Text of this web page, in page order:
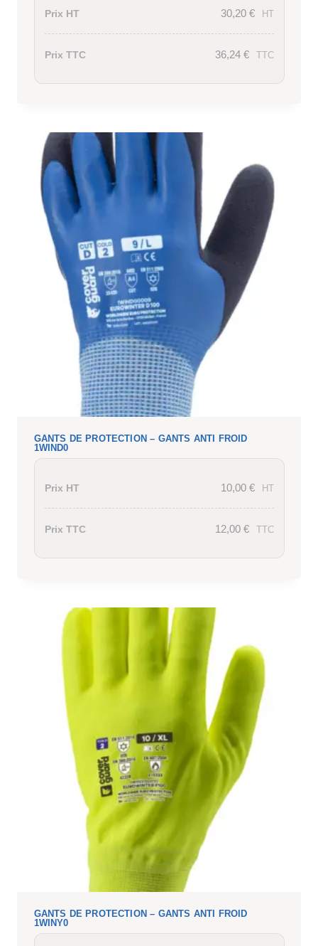
Prix HT 30,20 € HT
Prix TTC 36,24 € TTC
GANTS DE PROTECTION – GANTS ANTI FROID
1WIND0
Prix HT 10,00 € HT
Prix TTC 12,00 € TTC
GANTS DE PROTECTION – GANTS ANTI FROID
1WINY0